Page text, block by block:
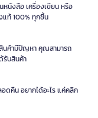
หนังสือ เครื่องเขียน หรือ
แท้ 100% ทุกชิ้น
สินค้ามีปัญหา คุณสามารถ
รับสินค้า
คืน อยากได้อะไร แค่คลิก